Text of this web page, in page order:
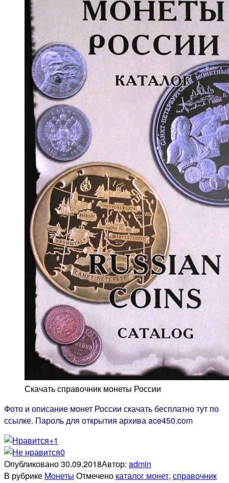
Скачать справочник монеты России
Фото и описание монет России скачать бесплатно тут по
ссылке. Пароль для открытия архива ace450.com
+1
0
Опубликовано30.09.2018Автор: admin
В рубрике Монеты Отмечено каталог монет, справочник